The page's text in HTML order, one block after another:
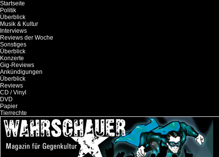
Startseite
Politik
Überblick
Musik & Kultur
Interviews
Reviews der Woche
Sonstiges
Überblick
Konzerte
Gig-Reviews
Ankündigungen
Überblick
Reviews
CD / Vinyl
DVD
Papier
Tierrechte